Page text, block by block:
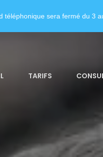
TARIFS
téléphonique sera fermé du 3